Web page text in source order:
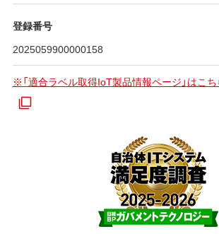
登録番号
2025059900000158
※「適合ラベル取得IoT製品情報ページ」はこち